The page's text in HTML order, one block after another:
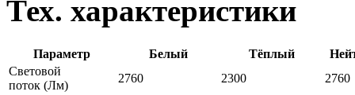
Тех. характеристики
Параметр Белый Тёплый
Световой
поток (Лм)
2760 2300
2760